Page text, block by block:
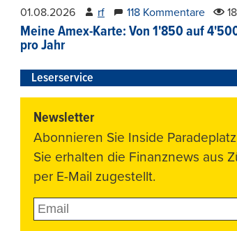
01.08.2026 rf 118 Kommentare
Meine Amex-Karte: Von 1'850 auf
pro Jahr
Leserservice
Newsletter
Abonnieren Sie Inside
Sie erhalten die Finanznews aus
per E-Mail zugestellt.